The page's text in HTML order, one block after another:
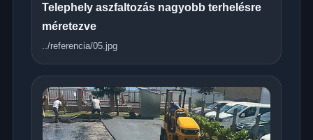
Telephely aszfaltozás nagyobb terhelésre
méretezve
../referencia/05.jpg